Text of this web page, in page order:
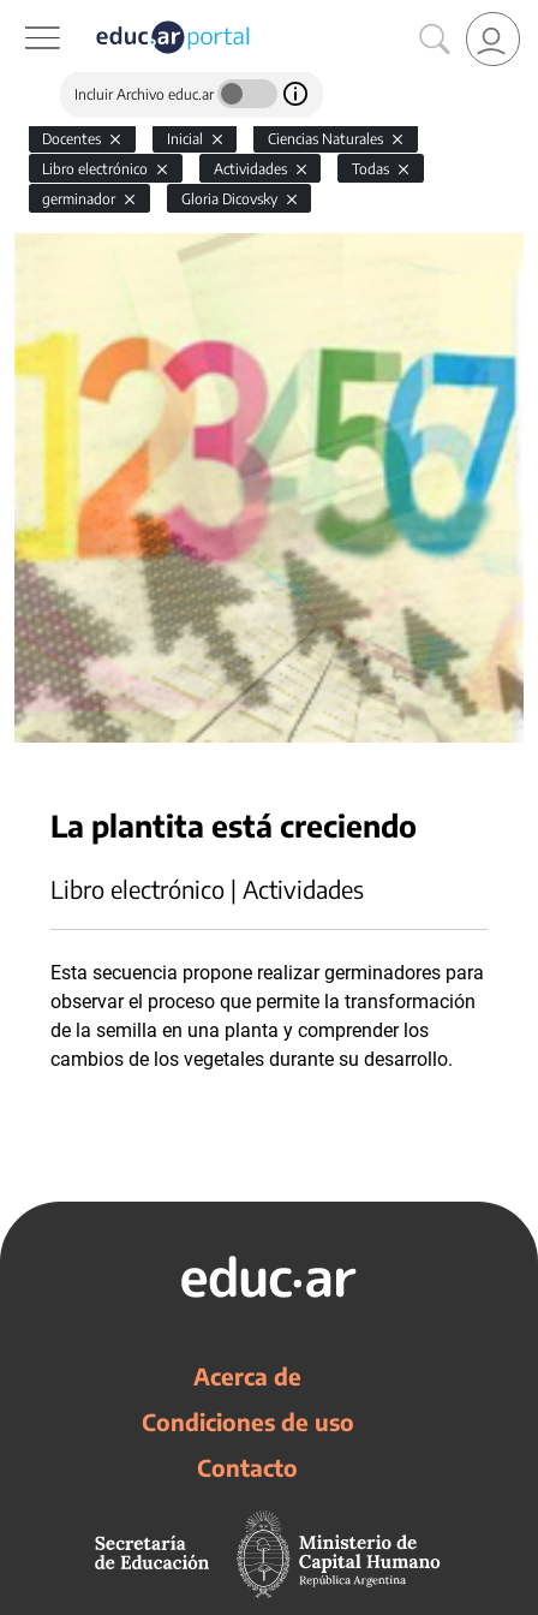
Incluir Archivo educ.ar
Docentes Inicial
Ciencias Naturales
Libro electrónico
Actividades
Todas
germinador
Gloria Dicovsky
La plantita está creciendo
Libro electrónico | Actividades
Esta secuencia propone realizar germinadores para
observar el proceso que permite la transformación
de la semilla en una planta y comprender los
cambios de los vegetales durante su desarrollo.
Acerca de
Condiciones de uso
Contacto